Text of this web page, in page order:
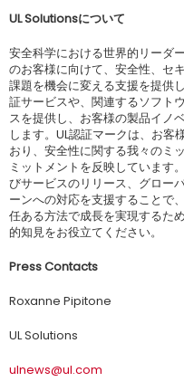
UL Solutionsについて
安全科学における世界的リーダ
のお客様に向けて、安全性、セ
課題を機会に変える支援を提供
証サービスや、関連するソフト
スを提供し、お客様の製品イノ
します。UL認証マークは、お客
おり、安全性に関する我々のミ
ミットメントを反映しています
びサービスのリリース、グロー
ーンへの対応を支援することで
任ある方法で成長を実現するた
的知見をお役立てください。
Press Contacts
Roxanne Pipitone
UL Solutions
ulnews@ul.com